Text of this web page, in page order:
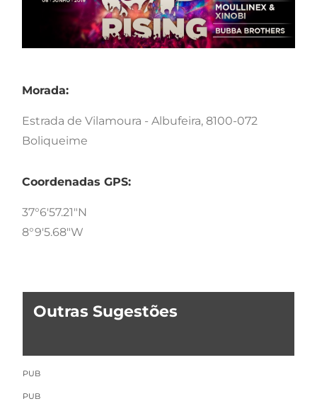
Morada:
Estrada de Vilamoura - Albufeira, 8100-072
Boliqueime
Coordenadas GPS:
37°6'57.21"N
8°9'5.68"W
Outras Sugestões
PUB
PUB